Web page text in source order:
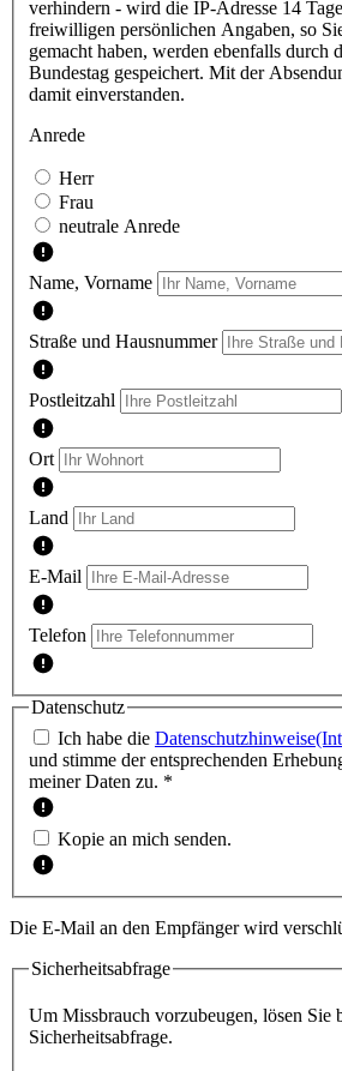
verhindern - wird die IP-Adresse 14
freiwilligen persönlichen Angaben, so
gemacht haben, werden ebenfalls durch
Bundestag gespeichert. Mit der
damit einverstanden.
Anrede
Herr
Frau
neutrale Anrede
Name, Vorname
Straße und Hausnummer
Postleitzahl
Ort
Land
E-Mail
Telefon
Datenschutz
Ich habe die Datenschutzhinweise
und stimme der entsprechenden
meiner Daten zu. *
Kopie an mich senden.
Die E-Mail an den Empfänger wird
Sicherheitsabfrage
Um Missbrauch vorzubeugen, lösen Sie
Sicherheitsabfrage.